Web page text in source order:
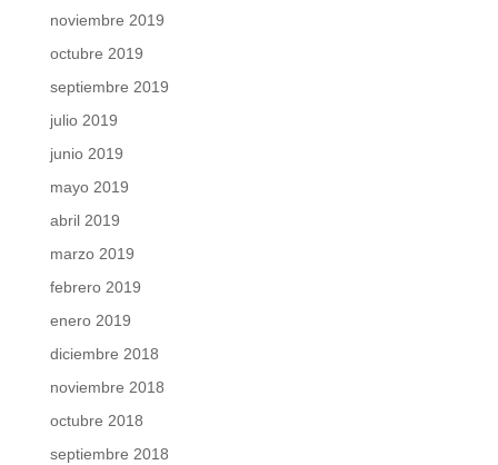
noviembre 2019
octubre 2019
septiembre 2019
julio 2019
junio 2019
mayo 2019
abril 2019
marzo 2019
febrero 2019
enero 2019
diciembre 2018
noviembre 2018
octubre 2018
septiembre 2018